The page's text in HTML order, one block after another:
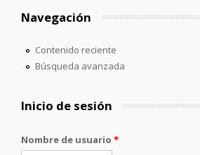
Navegación
Contenido reciente
Búsqueda avanzada
Inicio de sesión
Nombre de usuario *